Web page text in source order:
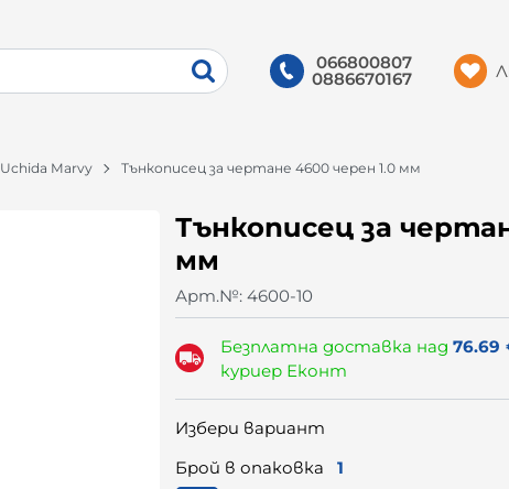
066800807
0886670167
Uchida Marvy Тънкописец за чертане 4600 черен 1.0 мм
Тънкописец за
мм
Арт.№: 4600-10
Безплатна доставка над76.69
куриер Еконт
Избери вариант
Брой в опаковка
1